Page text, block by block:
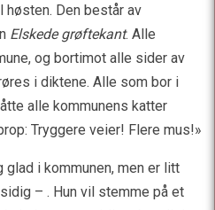
Den består av
Elskede grøftekant. Alle
og bortimot alle sider av
i diktene. Alle som bor i
alle kommunens katter
Tryggere veier! Flere mus!»
i kommunen, men er litt
– . Hun vil stemme på et